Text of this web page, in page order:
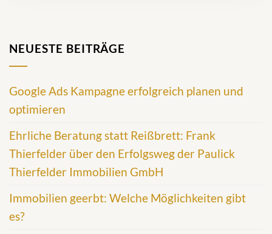
NEUESTE BEITRÄGE
Google Ads Kampagne erfolgreich planen und
optimieren
Ehrliche Beratung statt Reißbrett: Frank
Thierfelder über den Erfolgsweg der Paulick
Thierfelder Immobilien GmbH
Immobilien geerbt: Welche Möglichkeiten gibt
es?